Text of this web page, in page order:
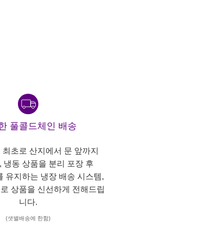
풀콜드체인 배송
초로 산지에서 문 앞까지
냉동 상품을 분리 포장 후
유지하는 냉장 배송 시스템,
상품을 신선하게 전해드립
니다.
(샛별배송에 한함)